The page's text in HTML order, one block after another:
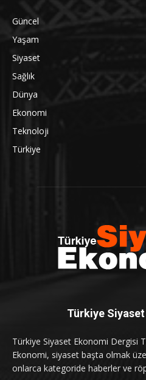
Güncel
Yaşam
Siyaset
Sağlık
Dünya
Ekonomi
Teknoloji
Türkiye
Türkiye
Türkiye Siyaset Ekonomi Dergisi
Ekonomi, siyaset başta olmak
onlarca kategoride haberler ve